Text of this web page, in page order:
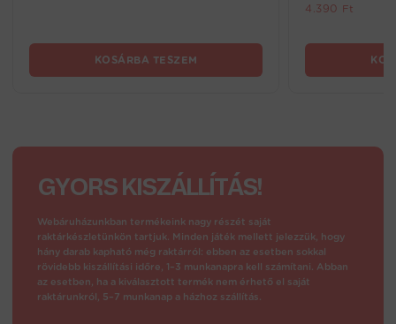
KOSÁRBA TESZEM
4.390 Ft
GYORS KISZÁLLÍTÁS!
Webáruházunkban termékeink nagy részét saját
raktárkészletünkön tartjuk. Minden játék mellett jelezzük, hogy
hány darab kapható még raktárról: ebben az esetben sokkal
rövidebb kiszállítási időre, 1–3 munkanapra kell számítani. Abban
az esetben, ha a kiválasztott termék nem érhető el saját
raktárunkról, 5–7 munkanap a házhoz szállítás.